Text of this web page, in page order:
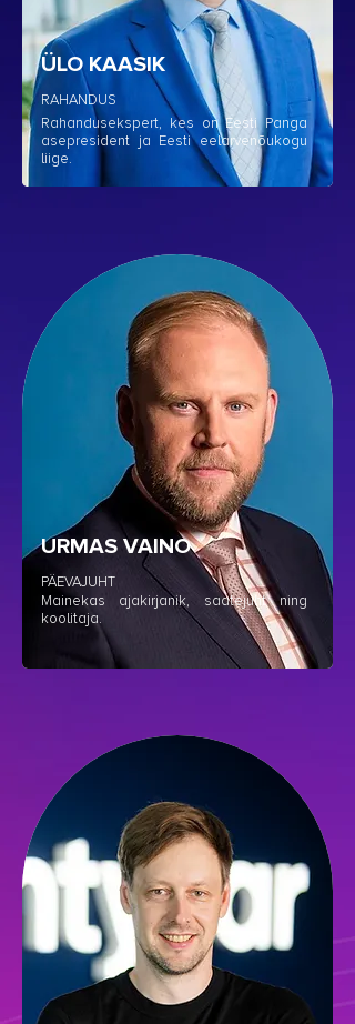
ÜLO KAASIK
RAHANDUS
Rahandusekspert, kes on Eesti Panga
asepresident ja Eesti eelarvenõukogu
liige.
URMAS VAINO
PÄEVAJUHT
Mainekas ajakirjanik, saatejuht ning
koolitaja.